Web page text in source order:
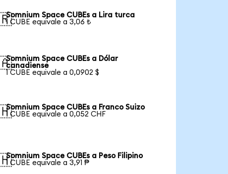
Somnium Space CUBEs a Lira turca
1 CUBE equivale a 3,06 ₺
Somnium Space CUBEs a Dólar
canadiense
1 CUBE equivale a 0,0902 $
Somnium Space CUBEs a Franco Suizo
1 CUBE equivale a 0,052 CHF
Somnium Space CUBEs a Peso Filipino
1 CUBE equivale a 3,91 ₱